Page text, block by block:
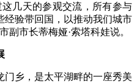
几天的参观交流，所有参与
经验带回国，以推动我们城市
副市长蒂梅娅·索塔科娃说。
乡，是太平湖畔的一座秀美